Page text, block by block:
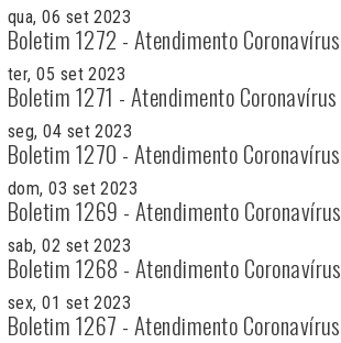
qua, 06 set 2023
Boletim 1272 - Atendimento Coronavírus
ter, 05 set 2023
Boletim 1271 - Atendimento Coronavírus
seg, 04 set 2023
Boletim 1270 - Atendimento Coronavírus
dom, 03 set 2023
Boletim 1269 - Atendimento Coronavírus
sab, 02 set 2023
Boletim 1268 - Atendimento Coronavírus
sex, 01 set 2023
Boletim 1267 - Atendimento Coronavírus